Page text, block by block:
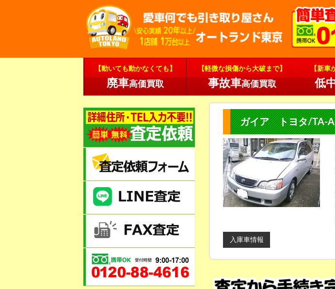
【動いても動かなくても】
廃車高価買取
【軽微な損傷から大破まで】
事故車高価買取
【新車
低
ガイア トヨタ/TA-
入庫車情報